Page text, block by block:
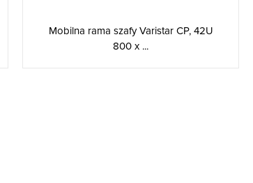
Mobilna rama szafy Varistar CP, 42U
800 x ...